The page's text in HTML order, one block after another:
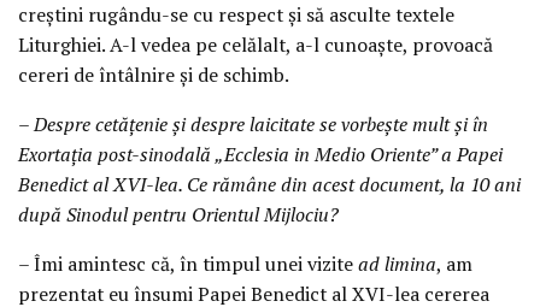
creștini rugându-se cu respect și să asculte textele
Liturghiei. A-l vedea pe celălalt, a-l cunoaște, provoacă
cereri de întâlnire și de schimb.
– Despre cetățenie și despre laicitate se vorbește mult și în
Exortația post-sinodală „Ecclesia in Medio Oriente” a Papei
Benedict al XVI-lea. Ce rămâne din acest document, la 10 ani
după Sinodul pentru Orientul Mijlociu?
– Îmi amintesc că, în timpul unei vizitead limina, am
prezentat eu însumi Papei Benedict al XVI-lea cererea